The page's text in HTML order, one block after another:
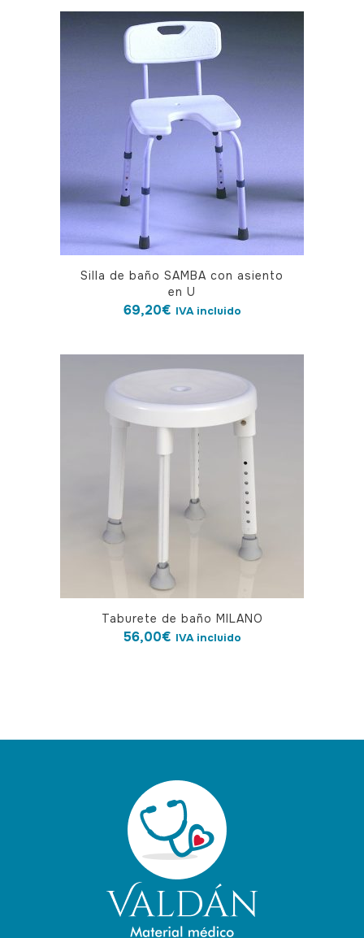
Silla de baño SAMBA con asiento
en U
69,20€ IVA incluido
Taburete de baño MILANO
56,00€ IVA incluido